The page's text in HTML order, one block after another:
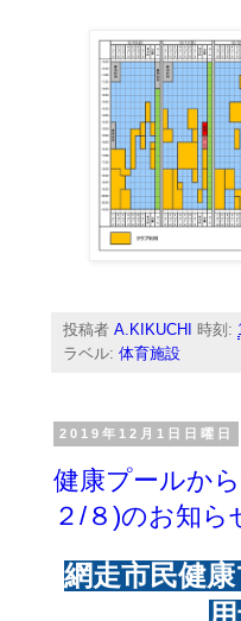
投稿者A.KIKUCHI 時刻:
ラベル:体育施設
2019年12月1日日曜日
健康プールか
２/８)のお知ら
網走市民健